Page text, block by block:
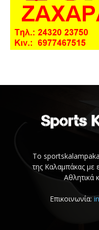
Το
της Καλαμπάκας
Αθλητικά
Επικοινωνία: